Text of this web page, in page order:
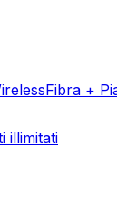
Fibra +
illimitati